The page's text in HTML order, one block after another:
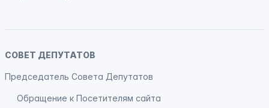
СОВЕТ ДЕПУТАТОВ
Председатель Совета Депутатов
Обращение к Посетителям сайта